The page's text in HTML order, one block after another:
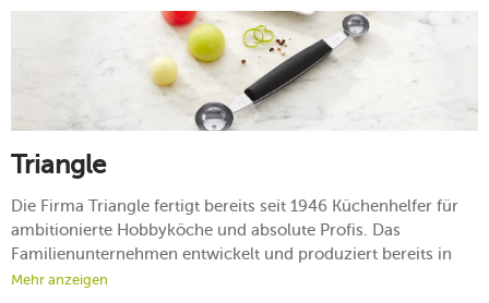
Triangle
Die Firma Triangle fertigt bereits seit 1946 Küchenhelfer für
ambitionierte Hobbyköche und absolute Profis. Das
Familienunternehmen entwickelt und produziert bereits in
dritter Generation in der Klingenstadt Solingen. Die deutsche
Mehr anzeigen